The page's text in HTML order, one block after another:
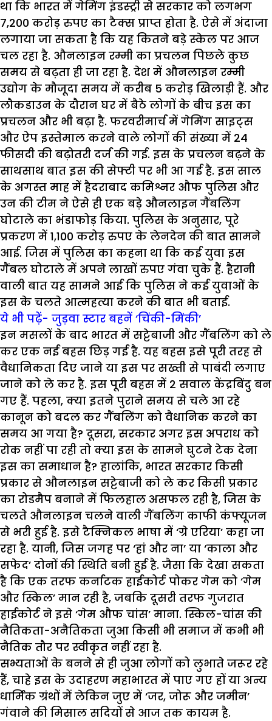
था कि भारत में गेमिंग इंडस्ट्री से सरकार को लगभग
7,200 करोड़ रुपए का टैक्स प्राप्त होता है. ऐसे में अंदाजा
लगाया जा सकता है कि यह कितने बड़े स्केल पर आज
चल रहा है. औनलाइन रम्मी का प्रचलन पिछले कुछ
समय से बढ़ता ही जा रहा है. देश में औनलाइन रम्मी
उद्योग के मौजूदा समय में करीब 5 करोड़ खिलाड़ी हैं. और
लौकडाउन के दौरान घर में बैठे लोगों के बीच इस का
प्रचलन और भी बढ़ा है. फरवरीमार्च में गेमिंग साइट्स
और ऐप इस्तेमाल करने वाले लोगों की संख्या में 24
फीसदी की बढ़ोतरी दर्ज की गई. इस के प्रचलन बढ़ने के
साथसाथ बात इस की सेफ्टी पर भी आ गई है. इस साल
के अगस्त माह में हैदराबाद कमिश्नर औफ पुलिस और
उन की टीम ने ऐसे ही एक बड़े औनलाइन गैंबलिंग
घोटाले का भंडाफोड़ किया. पुलिस के अनुसार, पूरे
प्रकरण में 1,100 करोड़ रुपए के लेनदेन की बात सामने
आई. जिस में पुलिस का कहना था कि कई युवा इस
गैंबल घोटाले में अपने लाखों रुपए गंवा चुके हैं. हैरानी
वाली बात यह सामने आई कि पुलिस ने कई युवाओं के
इस के चलते आत्महत्या करने की बात भी बताई.
ये भी पढ़ें- जुड़वा स्टार बहनें ‘चिंकी-मिंकी’
इन मसलों के बाद भारत में सट्टेबाजी और गैंबलिंग को ले
कर एक नई बहस छिड़ गई है. यह बहस इसे पूरी तरह से
वैधानिकता दिए जाने या इस पर सख्ती से पाबंदी लगाए
जाने को ले कर है. इस पूरी बहस में 2 सवाल केंद्रबिंदु बन
गए हैं. पहला, क्या इतने पुराने समय से चले आ रहे
कानून को बदल कर गैंबलिंग को वैधानिक करने का
समय आ गया है? दूसरा, सरकार अगर इस अपराध को
रोक नहीं पा रही तो क्या इस के सामने घुटने टेक देना
इस का समाधान है? हालांकि, भारत सरकार किसी
प्रकार से औनलाइन सट्टेबाजी को ले कर किसी प्रकार
का रोडमैप बनाने में फिलहाल असफल रही है, जिस के
चलते औनलाइन चलने वाली गैंबलिंग काफी कंफ्यूजन
से भरी हुई है. इसे टैक्निकल भाषा में ‘ग्रे एरिया’ कहा जा
रहा है. यानी, जिस जगह पर ‘हां और ना’ या ‘काला और
सफेद’ दोनों की स्थिति बनी हुई है. जैसा कि देखा सकता
है कि एक तरफ कर्नाटक हाईकोर्ट पोकर गेम को ‘गेम
और स्किल’ मान रही है, जबकि दूसरी तरफ गुजरात
हाईकोर्ट ने इसे ‘गेम औफ चांस’ माना. स्किल-चांस की
नैतिकता-अनैतिकता जुआ किसी भी समाज में कभी भी
नैतिक तौर पर स्वीकृत नहीं रहा है.
सभ्यताओं के बनने से ही जुआ लोगों को लुभाते जरूर रहे
हैं, चाहे इस के उदाहरण महाभारत में पाए गए हों या अन्य
धार्मिक ग्रंथों में लेकिन जुए में ‘जर, जोरू और जमीन’
गंवाने की मिसाल सदियों से आज तक कायम है.